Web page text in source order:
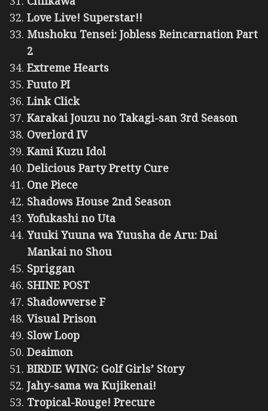
Love Live! Superstar!!
Mushoku Tensei: Jobless Reincarnation Part
2
Extreme Hearts
Fuuto PI
Link Click
Karakai Jouzu no Takagi-san 3rd Season
Overlord IV
Kami Kuzu Idol
Delicious Party Pretty Cure
One Piece
Shadows House 2nd Season
Yofukashi no Uta
Yuuki Yuuna wa Yuusha de Aru: Dai
Mankai no Shou
Spriggan
SHINE POST
Shadowverse F
Visual Prison
Slow Loop
Deaimon
BIRDIE WING: Golf Girls’ Story
Jahy-sama wa Kujikenai!
Tropical-Rouge! Precure